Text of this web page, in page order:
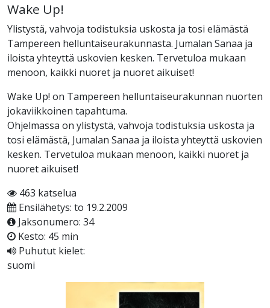
Wake Up!
Ylistystä, vahvoja todistuksia uskosta ja tosi elämästä
Tampereen helluntaiseurakunnasta. Jumalan Sanaa ja
iloista yhteyttä uskovien kesken. Tervetuloa mukaan
menoon, kaikki nuoret ja nuoret aikuiset!
Wake Up! on Tampereen helluntaiseurakunnan nuorten
jokaviikkoinen tapahtuma.
Ohjelmassa on ylistystä, vahvoja todistuksia uskosta ja
tosi elämästä, Jumalan Sanaa ja iloista yhteyttä uskovien
kesken. Tervetuloa mukaan menoon, kaikki nuoret ja
nuoret aikuiset!
463 katselua
Ensilähetys: to 19.2.2009
Jaksonumero: 34
Kesto: 45 min
Puhutut kielet:
suomi